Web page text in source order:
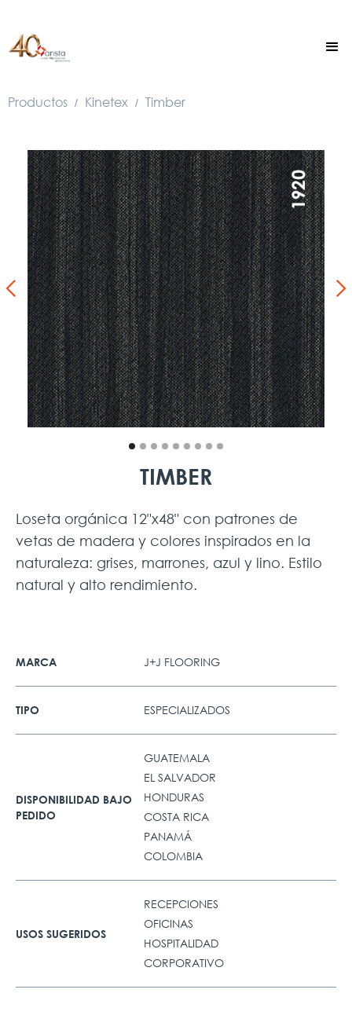
Productos / Kinetex / Timber
TIMBER
Loseta orgánica 12"x48" con patrones de
vetas de madera y colores inspirados en la
naturaleza: grises, marrones, azul y lino. Estilo
natural y alto rendimiento.
MARCA J+J FLOORING
TIPO ESPECIALIZADOS
DISPONIBILIDAD BAJO
PEDIDO
GUATEMALA
EL SALVADOR
HONDURAS
COSTA RICA
PANAMÁ
COLOMBIA
USOS SUGERIDOS
RECEPCIONES
OFICINAS
HOSPITALIDAD
CORPORATIVO